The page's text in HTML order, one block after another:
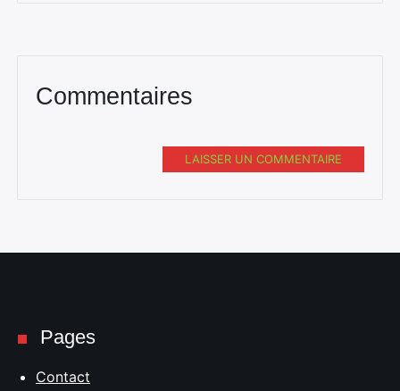
Commentaires
LAISSER UN COMMENTAIRE
Pages
Contact